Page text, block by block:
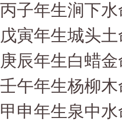
丙子年生涧下
戊寅年生城头
庚辰年生白蜡
壬午年生杨柳
甲申年生泉中